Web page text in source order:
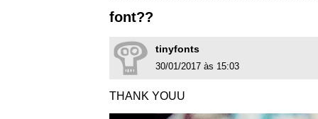
font??
tinyfonts
30/01/2017 às 15:03
THANK YOUU